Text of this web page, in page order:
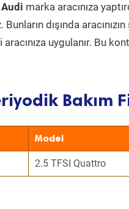
Audi marka aracınıza
dışında
uygulanır. Bu
Bakım
Model
2.5 TFSI Quattro